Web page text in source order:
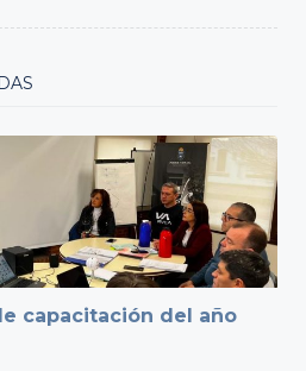
capacitación del año